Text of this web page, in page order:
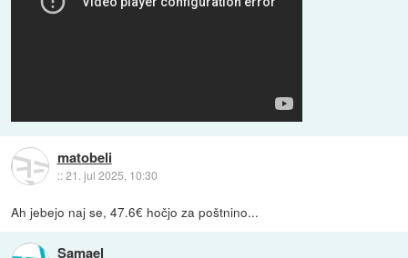
matobeli
::21. jul 2025, 10:30
Ah jebejo naj se, 47.6€ hočjo za poštnino...
Samael